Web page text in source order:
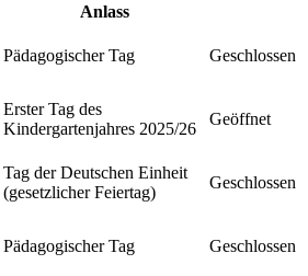
Anlass
Pädagogischer Tag Geschlossen
Erster Tag des
Kindergartenjahres 2025/26
Geöffnet
Tag der Deutschen Einheit
(gesetzlicher Feiertag)
Geschlossen
Pädagogischer Tag Geschlossen